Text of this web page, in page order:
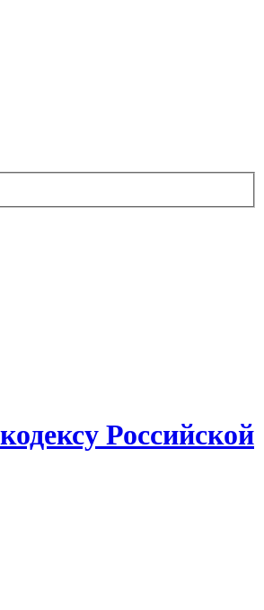
Российской